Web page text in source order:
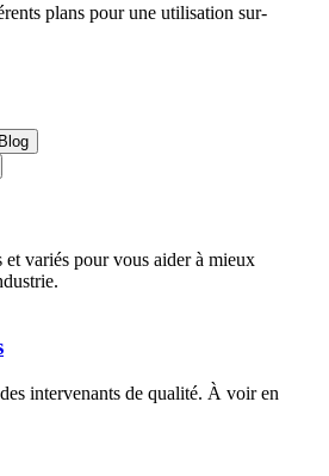
plans pour une utilisation sur-
et variés pour vous aider à mieux
intervenants de qualité. À voir en